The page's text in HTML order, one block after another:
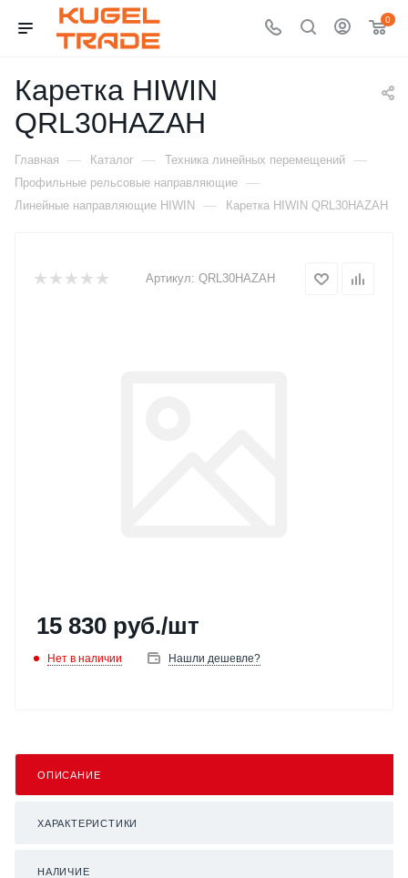
0
Каретка HIWIN
QRL30HAZAH
Главная — Каталог — Техника линейных перемещений —
Профильные рельсовые направляющие —
Линейные направляющие HIWIN — Каретка HIWIN QRL30HAZAH
Артикул: QRL30HAZAH
15 830 руб./шт
Нет в наличии Нашли дешевле?
ОПИСАНИЕ
ХАРАКТЕРИСТИКИ
НАЛИЧИЕ